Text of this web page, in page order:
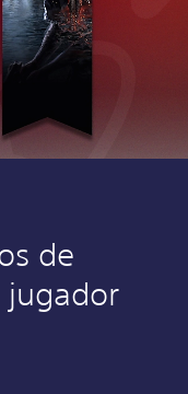
de
jugador